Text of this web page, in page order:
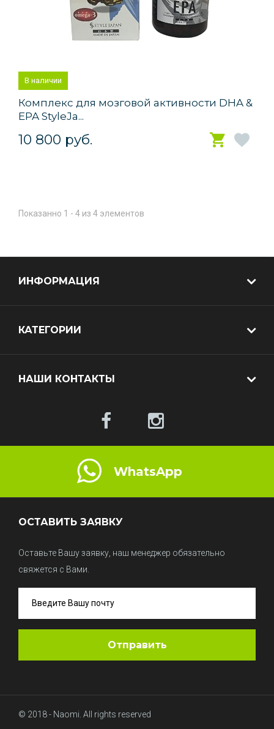
В наличии
Комплекс для мозговой активности DHA &
EPA StyleJa...
10 800 руб.
Показанно 1 - 4 из 4 элементов
ИНФОРМАЦИЯ
© 2018 - Naomi. All rights reserved
КАТЕГОРИИ
НАШИ КОНТАКТЫ
WhatsApp
ОСТАВИТЬ ЗАЯВКУ
Оставьте Вашу заявку, наш менеджер обязательно
свяжется с Вами.